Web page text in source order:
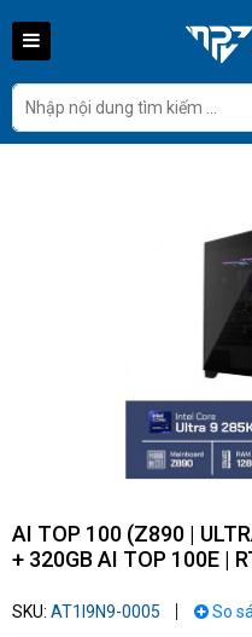
AI TOP 100 (Z890 |
+ 320GB AI TOP 100E |
SKU: AT1I9N9-0005 So